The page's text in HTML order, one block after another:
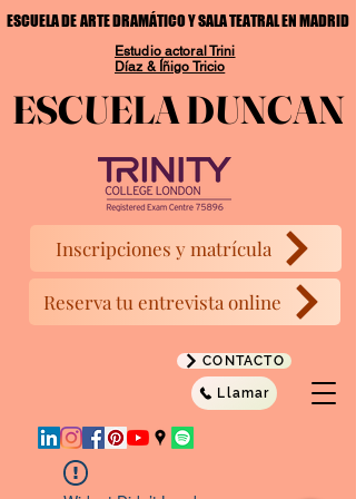
CONTACTO
Llamar
Reserva tu entrevista online
ESCUELA DE ARTE DRAMÁTICO Y SALA TEATRAL EN MADRID
ESCUELA DE ARTE DRAMÁTICO Y SALA TEATRAL EN MADRID
ESCUELA DUNCAN
ESCUELA DUNCAN
Inscripciones y matrícula
Estudio actoral Trini
Díaz & Íñigo Tricio